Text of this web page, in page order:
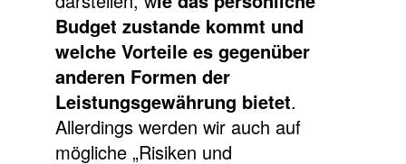
Budget zustande kommt und
welche Vorteile es gegenüber
anderen Formen der
Leistungsgewährung bietet.
Allerdings werden wir auch auf
mögliche „Risiken und